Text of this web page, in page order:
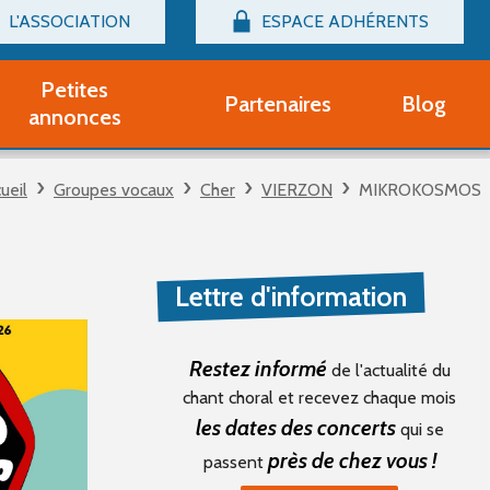
L'ASSOCIATION
Billetterie
adhérent Groupe Vocal
adhérent Partenaire
un compte Découverte
ESPACE ADHÉRENTS
Connexion
Petites
annonces
d'occasion
Partenaires Blog
Groupes vocaux Cher VIERZON MIKROKOSMOS
Lettre d'information
Restez informé de l'actualité du
chant choral et recevez chaque mois
les dates des concertsqui se
passent près de chez vous !